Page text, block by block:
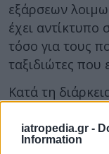
iatropedia.gr -
Information
εξάρσεων
έχει αντίκτυπο
τόσο για τους
ταξιδιώτες που
Κατά τη
μετάδοσης του